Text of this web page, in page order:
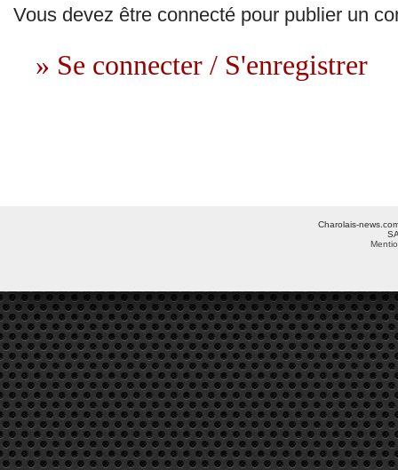
Vous devez être connecté pour publier un
» Se connecter / S'enregistrer
Charolais-